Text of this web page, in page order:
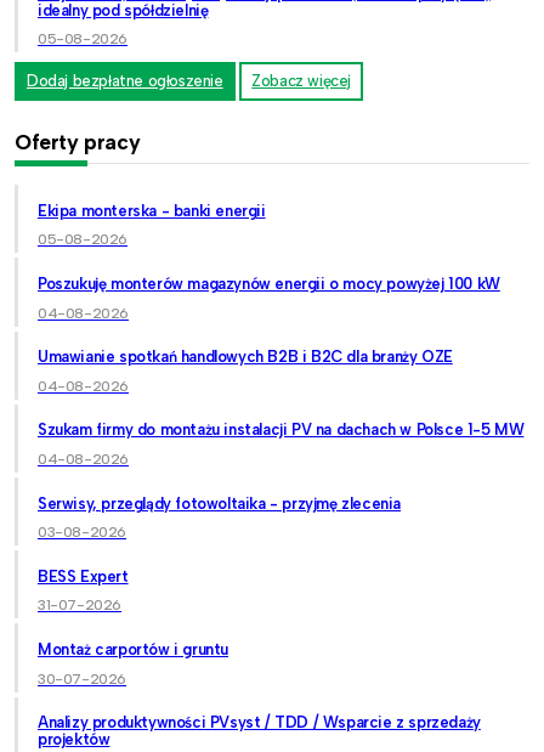
idealny pod spółdzielnię
05-08-2026
Dodaj bezpłatne ogłoszenie Zobacz więcej
Oferty pracy
Ekipa monterska - banki energii
05-08-2026
Poszukuję monterów magazynów energii o mocy powyżej 100 kW
04-08-2026
Umawianie spotkań handlowych B2B i B2C dla branży OZE
04-08-2026
Szukam firmy do montażu instalacji PV na dachach w Polsce 1-5 MW
04-08-2026
Serwisy, przeglądy fotowoltaika - przyjmę zlecenia
03-08-2026
BESS Expert
31-07-2026
Montaż carportów i gruntu
30-07-2026
Analizy produktywności PVsyst / TDD / Wsparcie z sprzedaży
projektów